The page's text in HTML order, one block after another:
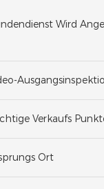
Wird
Verkaufs
Ort